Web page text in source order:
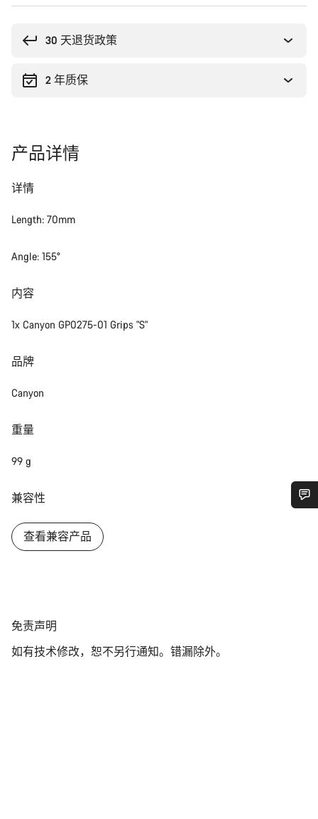
30 天退货政策
2 年质保
产品详情
详情
Length: 70mm
Angle: 155°
内容
1x Canyon GP0275-01 Grips "S"
品牌
Canyon
重量
99 g
兼容性
查看兼容产品
免
声
免责声明
如有技术修改，恕不另行通知。错漏除外。
您需要帮助吗？